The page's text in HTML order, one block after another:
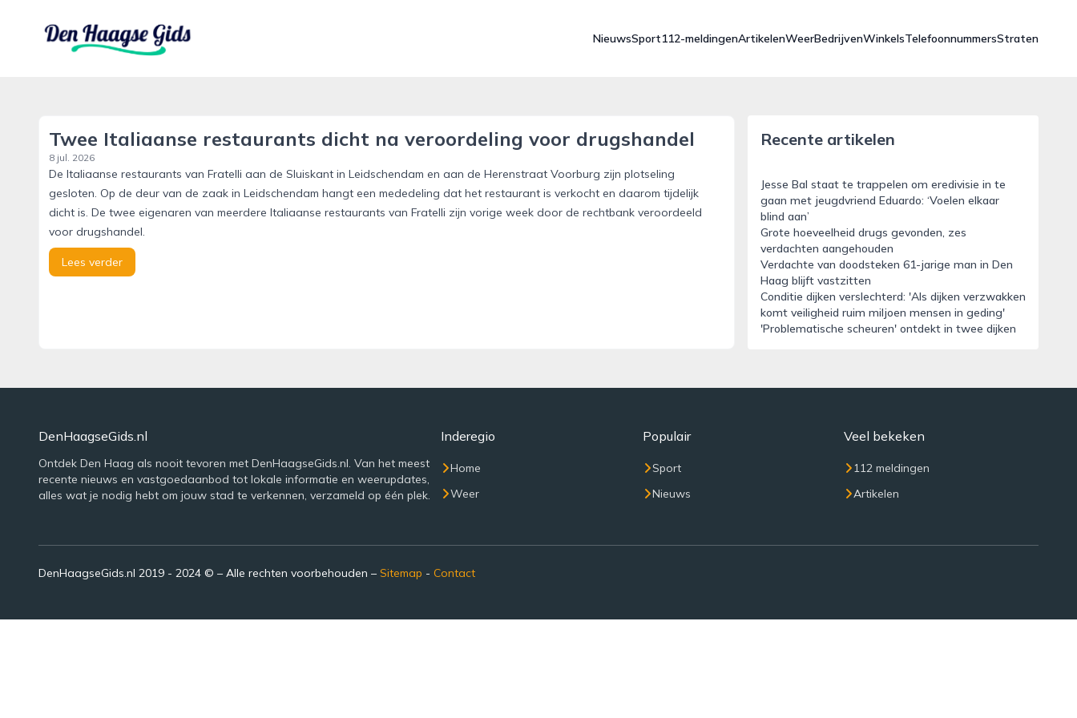
denhaagsegids.nl
NieuwsSport112-meldingenArtikelenWeerBedrijvenWinkelsTelefoonnummersStraten
Twee Italiaanse restaurants dicht na veroordeling voor drugshandel
8 jul. 2026
De Italiaanse restaurants van Fratelli aan de Sluiskant in Leidschendam en aan de Herenstraat Voorburg zijn plotseling
gesloten. Op de deur van de zaak in Leidschendam hangt een mededeling dat het restaurant is verkocht en daarom tijdelijk
dicht is. De twee eigenaren van meerdere Italiaanse restaurants van Fratelli zijn vorige week door de rechtbank veroordeeld
voor drugshandel.
Lees verder
Recente artikelen
Jesse Bal staat te trappelen om eredivisie in te
gaan met jeugdvriend Eduardo: ‘Voelen elkaar
blind aan’
Grote hoeveelheid drugs gevonden, zes
verdachten aangehouden
Verdachte van doodsteken 61-jarige man in Den
Haag blijft vastzitten
Conditie dijken verslechterd: 'Als dijken verzwakken
komt veiligheid ruim miljoen mensen in geding'
'Problematische scheuren' ontdekt in twee dijken
DenHaagseGids.nl
Ontdek Den Haag als nooit tevoren met DenHaagseGids.nl. Van het meest
recente nieuws en vastgoedaanbod tot lokale informatie en weerupdates,
alles wat je nodig hebt om jouw stad te verkennen, verzameld op één plek.
Inderegio
Home
Weer
Populair
Sport
Nieuws
Veel bekeken
112 meldingen
Artikelen
DenHaagseGids.nl 2019 - 2024 © – Alle rechten voorbehouden – Sitemap - Contact